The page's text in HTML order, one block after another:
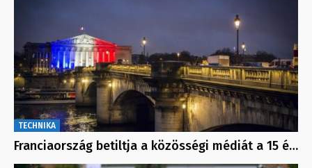
TECHNIKA
Franciaország betiltja a közösségi médiát a 15 é…